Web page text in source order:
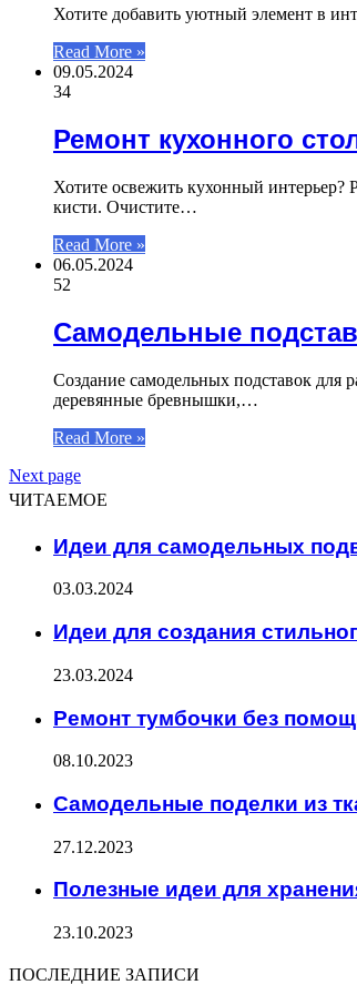
Хотите добавить уютный элемент в
Read More »
09.05.2024
34
Ремонт кухонного
Хотите освежить кухонный интерьер?
кисти. Очистите…
Read More »
06.05.2024
52
Самодельные
Создание самодельных подставок для
деревянные бревнышки,…
Read More »
Next page
ЧИТАЕМОЕ
Идеи для самодельных
03.03.2024
Идеи для создания
23.03.2024
Ремонт тумбочки без
08.10.2023
Самодельные поделки из
27.12.2023
Полезные идеи для
23.10.2023
ПОСЛЕДНИЕ ЗАПИСИ